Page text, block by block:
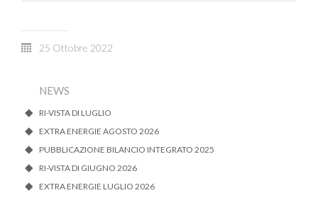
25 Ottobre 2022
NEWS
RI-VISTA DI LUGLIO
EXTRA ENERGIE AGOSTO 2026
PUBBLICAZIONE BILANCIO INTEGRATO 2025
RI-VISTA DI GIUGNO 2026
EXTRA ENERGIE LUGLIO 2026